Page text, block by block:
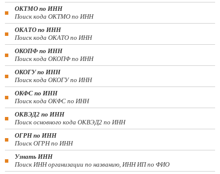
ОКТМО по ИНН
Поиск кода ОКТМО по ИНН
ОКАТО по ИНН
Поиск кода ОКАТО по ИНН
ОКОПФ по ИНН
Поиск кода ОКОПФ по ИНН
ОКОГУ по ИНН
Поиск кода ОКОГУ по ИНН
ОКФС по ИНН
Поиск кода ОКФС по ИНН
ОКВЭД2 по ИНН
Поиск основного кода ОКВЭД2 по ИНН
ОГРН по ИНН
Поиск ОГРН по ИНН
Узнать ИНН
Поиск ИНН организации по названию, ИНН ИП по ФИО